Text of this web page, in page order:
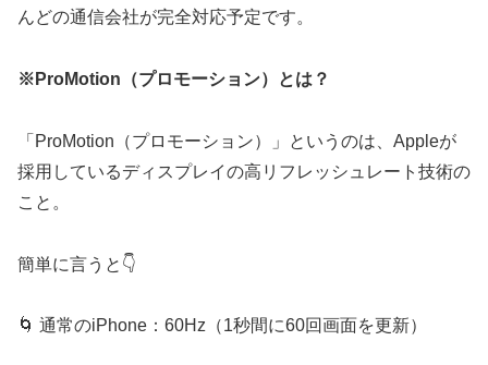
んどの通信会社が完全対応予定です。
※ProMotion（プロモーション）とは？
「ProMotion（プロモーション）」というのは、Appleが
採用しているディスプレイの高リフレッシュレート技術の
こと。
簡単に言うと👇
🌀 通常のiPhone：60Hz（1秒間に60回画面を更新）